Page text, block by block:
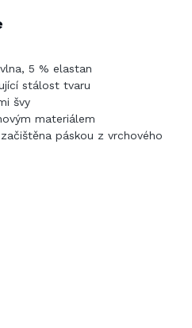
5 % elastan
stálost tvaru
švy
materiálem
páskou z vrchového